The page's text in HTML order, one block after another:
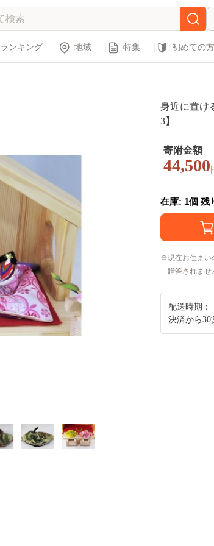
ランキング 地域 特集 初めての方
身近に置け
3】
寄附金額
44,500
在庫: 1個 残
現在お住まい
贈答されませ
配送時期：
決済から30